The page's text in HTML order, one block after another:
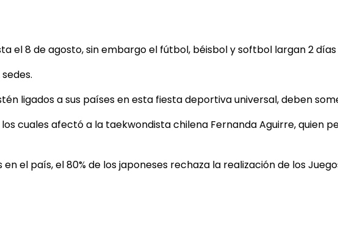
el 8 de agosto, sin embargo el fútbol, béisbol y softbol largan 2
ligados a sus países en esta fiesta deportiva universal, deben
los cuales afectó a la taekwondista chilena Fernanda Aguirre, quien
el país, el 80% de los japoneses rechaza la realización de los